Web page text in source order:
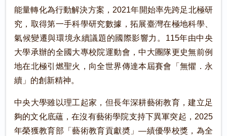
能量轉化為行動解決方案，2021年開始率先跨足北極研
究，取得第一手科學研究數據，拓展臺灣在極地科學、
氣候變遷與環境永續議題的國際影響力。115年由中央
大學承辦的全國大專校院運動會，中大團隊更史無前例
地在北極引燃聖火，向全世界傳達本屆賽會「無懼．永
續」的創新精神。
中央大學雖以理工起家，但長年深耕藝術教育，建立足
夠的文化底蘊，在沒有藝術學院支持下異軍突起，2025
年榮獲教育部「藝術教育貢獻奬」—績優學校獎，為全